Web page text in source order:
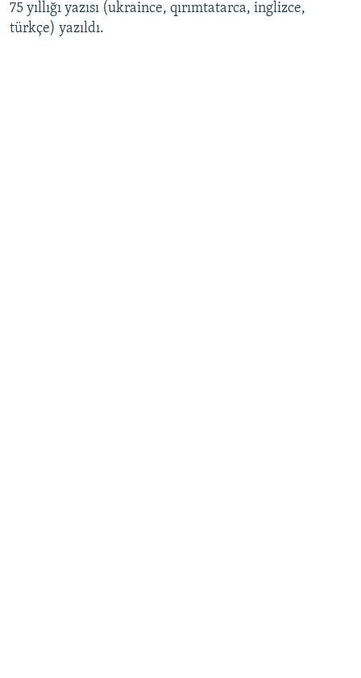
75 yıllığı yazısı (ukraince, qırımtatarca, inglizce,
türkçe) yazıldı.